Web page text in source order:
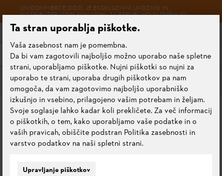
UNICOMMERCE D.O.O. JE EKSKLUZIVNI UVOZNIK IN
DISTRIBUTER IZDELKOV STIHL ZA REPUBLIKO SLOVENIJO.
Meni
Servisni seti
SERVISNI SET 26
5.0 Oceni ta izdelek
Upravljanje piškotkov
Ta stran uporablja piškotke.
Vaša zasebnost nam je pomembna.
Da bi vam zagotovili najboljšo možno uporabo naše spletne
strani, uporabljamo piškotke. Nujni piškotki so nujni za
uporabo te strani, uporaba drugih piškotkov pa nam
omogoča, da vam zagotovimo najboljšo uporabniško
izkušnjo in vsebino, prilagojeno vašim potrebam in željam.
Svoje soglasje lahko kadar koli prekličete. Za več informacij
o piškotkih, o tem, kako uporabljamo vaše podatke in o
vaših pravicah, obiščite podstran Politika zasebnosti in
varstvo podatkov na naši spletni strani.